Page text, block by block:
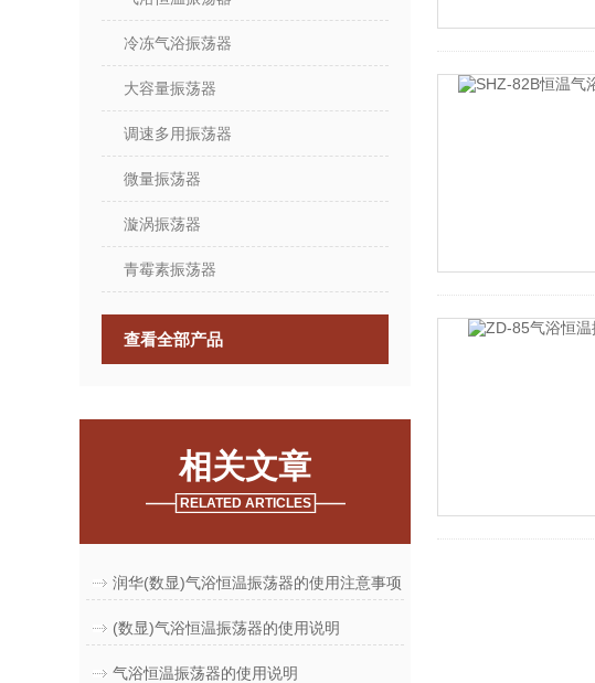
冷冻气浴振荡器
大容量振荡器
调速多用振荡器
微量振荡器
漩涡振荡器
青霉素振荡器
查看全部产品
相关文章
RELATED ARTICLES
润华(数显)气浴恒温振荡器的使用注意事项
(数显)气浴恒温振荡器的使用说明
气浴恒温振荡器的使用说明